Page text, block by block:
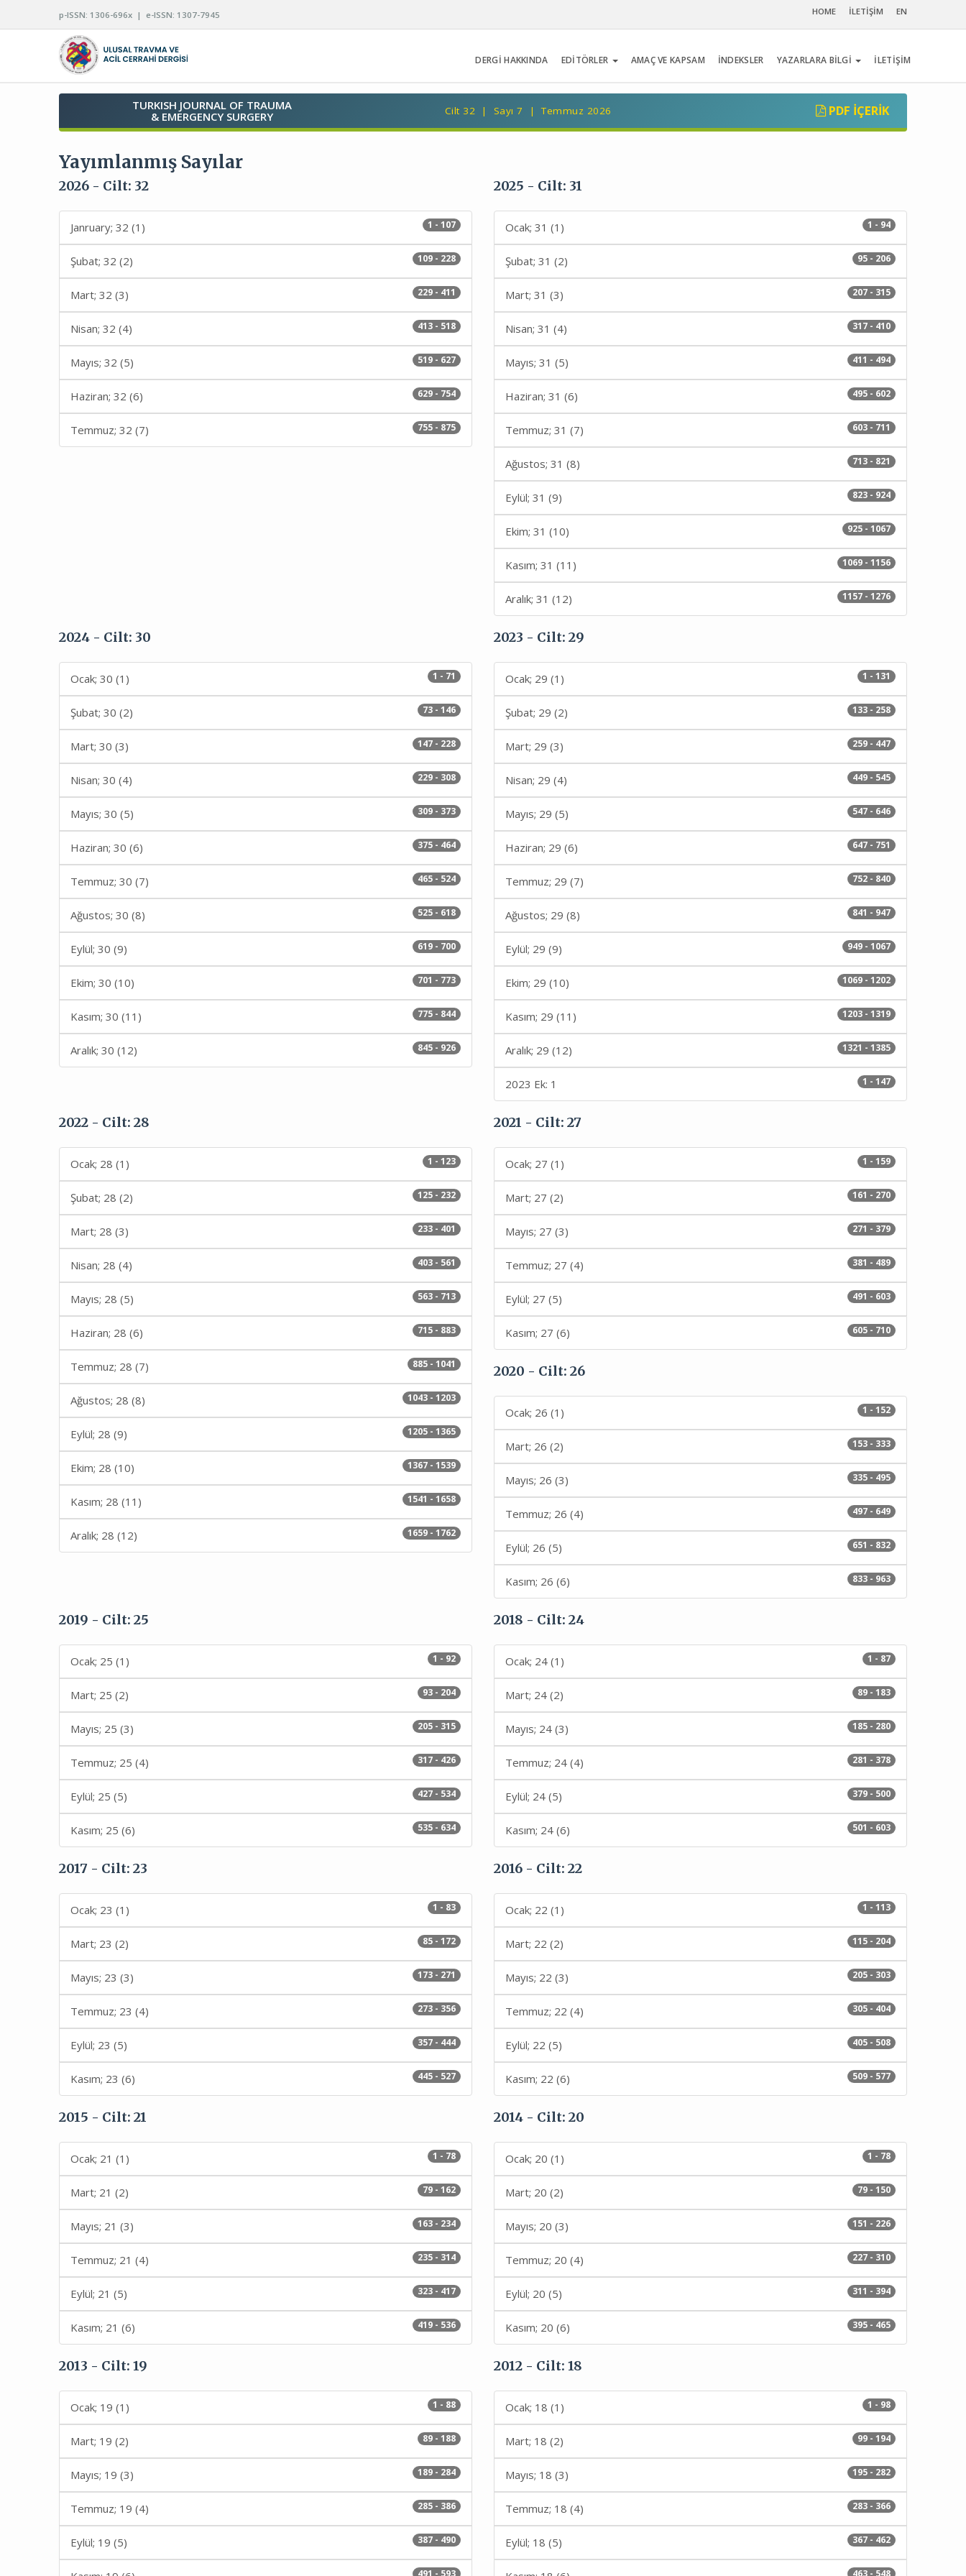
p-ISSN: 1306-696x | e-ISSN: 1307-7945 HOME İLETİŞİM EN
DERGİ HAKKINDA EDİTÖRLER AMAÇ VE KAPSAM İNDEKSLER YAZARLARA BİLGİ İLETİŞİM
TURKISH JOURNAL OF TRAUMA
& EMERGENCY SURGERY
Cilt 32 | Sayı 7 | Temmuz 2026 PDF İÇERIK
Yayımlanmış Sayılar
2026 - Cilt: 32
1 - 107
Janruary; 32 (1)
109 - 228
Şubat; 32 (2)
229 - 411
Mart; 32 (3)
413 - 518
Nisan; 32 (4)
519 - 627
Mayıs; 32 (5)
629 - 754
Haziran; 32 (6)
755 - 875
Temmuz; 32 (7)
2025 - Cilt: 31
1 - 94
Ocak; 31 (1)
95 - 206
Şubat; 31 (2)
207 - 315
Mart; 31 (3)
317 - 410
Nisan; 31 (4)
411 - 494
Mayıs; 31 (5)
495 - 602
Haziran; 31 (6)
603 - 711
Temmuz; 31 (7)
713 - 821
Ağustos; 31 (8)
823 - 924
Eylül; 31 (9)
925 - 1067
Ekim; 31 (10)
1069 - 1156
Kasım; 31 (11)
1157 - 1276
Aralık; 31 (12)
2024 - Cilt: 30
1 - 71
Ocak; 30 (1)
73 - 146
Şubat; 30 (2)
147 - 228
Mart; 30 (3)
229 - 308
Nisan; 30 (4)
309 - 373
Mayıs; 30 (5)
375 - 464
Haziran; 30 (6)
465 - 524
Temmuz; 30 (7)
525 - 618
Ağustos; 30 (8)
619 - 700
Eylül; 30 (9)
701 - 773
Ekim; 30 (10)
775 - 844
Kasım; 30 (11)
845 - 926
Aralık; 30 (12)
2023 - Cilt: 29
1 - 131
Ocak; 29 (1)
133 - 258
Şubat; 29 (2)
259 - 447
Mart; 29 (3)
449 - 545
Nisan; 29 (4)
547 - 646
Mayıs; 29 (5)
647 - 751
Haziran; 29 (6)
752 - 840
Temmuz; 29 (7)
841 - 947
Ağustos; 29 (8)
949 - 1067
Eylül; 29 (9)
1069 - 1202
Ekim; 29 (10)
1203 - 1319
Kasım; 29 (11)
1321 - 1385
Aralık; 29 (12)
1 - 147
2023 Ek: 1
2022 - Cilt: 28
1 - 123
Ocak; 28 (1)
125 - 232
Şubat; 28 (2)
233 - 401
Mart; 28 (3)
403 - 561
Nisan; 28 (4)
563 - 713
Mayıs; 28 (5)
715 - 883
Haziran; 28 (6)
885 - 1041
Temmuz; 28 (7)
1043 - 1203
Ağustos; 28 (8)
1205 - 1365
Eylül; 28 (9)
1367 - 1539
Ekim; 28 (10)
1541 - 1658
Kasım; 28 (11)
1659 - 1762
Aralık; 28 (12)
2021 - Cilt: 27
1 - 159
Ocak; 27 (1)
161 - 270
Mart; 27 (2)
271 - 379
Mayıs; 27 (3)
381 - 489
Temmuz; 27 (4)
491 - 603
Eylül; 27 (5)
605 - 710
Kasım; 27 (6)
2020 - Cilt: 26
1 - 152
Ocak; 26 (1)
153 - 333
Mart; 26 (2)
335 - 495
Mayıs; 26 (3)
497 - 649
Temmuz; 26 (4)
651 - 832
Eylül; 26 (5)
833 - 963
Kasım; 26 (6)
2019 - Cilt: 25
1 - 92
Ocak; 25 (1)
93 - 204
Mart; 25 (2)
205 - 315
Mayıs; 25 (3)
317 - 426
Temmuz; 25 (4)
427 - 534
Eylül; 25 (5)
535 - 634
Kasım; 25 (6)
2018 - Cilt: 24
1 - 87
Ocak; 24 (1)
89 - 183
Mart; 24 (2)
185 - 280
Mayıs; 24 (3)
281 - 378
Temmuz; 24 (4)
379 - 500
Eylül; 24 (5)
501 - 603
Kasım; 24 (6)
2017 - Cilt: 23
1 - 83
Ocak; 23 (1)
85 - 172
Mart; 23 (2)
173 - 271
Mayıs; 23 (3)
273 - 356
Temmuz; 23 (4)
357 - 444
Eylül; 23 (5)
445 - 527
Kasım; 23 (6)
2016 - Cilt: 22
1 - 113
Ocak; 22 (1)
115 - 204
Mart; 22 (2)
205 - 303
Mayıs; 22 (3)
305 - 404
Temmuz; 22 (4)
405 - 508
Eylül; 22 (5)
509 - 577
Kasım; 22 (6)
2015 - Cilt: 21
1 - 78
Ocak; 21 (1)
79 - 162
Mart; 21 (2)
163 - 234
Mayıs; 21 (3)
235 - 314
Temmuz; 21 (4)
323 - 417
Eylül; 21 (5)
419 - 536
Kasım; 21 (6)
2014 - Cilt: 20
1 - 78
Ocak; 20 (1)
79 - 150
Mart; 20 (2)
151 - 226
Mayıs; 20 (3)
227 - 310
Temmuz; 20 (4)
311 - 394
Eylül; 20 (5)
395 - 465
Kasım; 20 (6)
2013 - Cilt: 19
1 - 88
Ocak; 19 (1)
89 - 188
Mart; 19 (2)
189 - 284
Mayıs; 19 (3)
285 - 386
Temmuz; 19 (4)
387 - 490
Eylül; 19 (5)
491 - 593
2012 - Cilt: 18
1 - 98
Ocak; 18 (1)
99 - 194
Mart; 18 (2)
195 - 282
Mayıs; 18 (3)
283 - 366
Temmuz; 18 (4)
367 - 462
Eylül; 18 (5)
463 - 548